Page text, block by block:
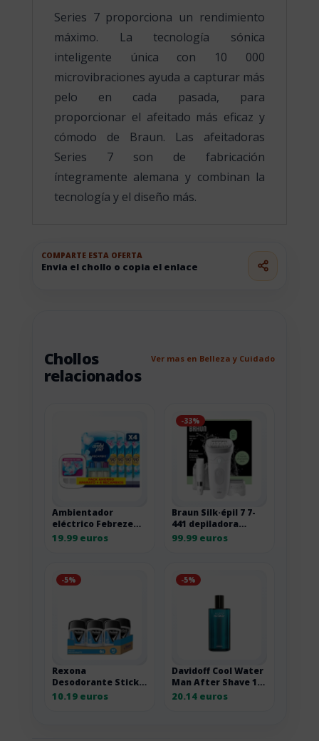
Series 7 proporciona un rendimiento
máximo. La tecnología sónica
inteligente única con 10 000
microvibraciones ayuda a capturar más
pelo en cada pasada, para
proporcionar el afeitado más eficaz y
cómodo de Braun. Las afeitadoras
Series 7 son de fabricación
íntegramente alemana y combinan la
tecnología y el diseño más.
COMPARTE ESTA OFERTA
Envia el chollo o copia el enlace
Chollos
relacionados
Ver mas en Belleza y Cuidado
Ambientador
eléctrico Febreze
3Volution con
19.99 euros
-33%
Braun Silk·épil 7 7-
441 depiladora
eléctrica con
99.99 euros
-5%
Rexona
Desodorante Stick
Antitranspirante
10.19 euros
-5%
Davidoff Cool Water
Man After Shave 125
ml 125ML
20.14 euros